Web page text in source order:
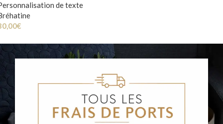
de texte
€